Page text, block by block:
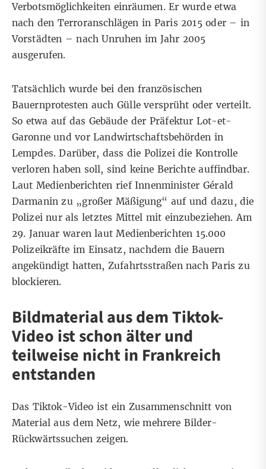
Verbotsmöglichkeiten einräumen. Er wurde etwa
nach den Terroranschlägen in Paris 2015oder – in
Vorstädten – nachUnruhen im Jahr 2005
ausgerufen.
Tatsächlich wurde bei den französischen
Bauernprotesten auch Gülleversprüht oder verteilt.
So etwa auf das Gebäude der Präfektur Lot-et-
Garonne und vor Landwirtschaftsbehörden in
Lempdes. Darüber, dass die Polizei die Kontrolle
verloren haben soll, sind keine Berichte auffindbar.
LautMedienberichten rief Innenminister Gérald
Darmanin zu „großer Mäßigung“ auf und dazu, die
Polizei nur als letztes Mittel mit einzubeziehen. Am
29. Januar waren lautMedienberichten 15.000
Polizeikräfte im Einsatz, nachdem die Bauern
angekündigt hatten, Zufahrtsstraßen nach Paris zu
blockieren.
Bildmaterial aus dem Tiktok-
Video ist schon älter und
teilweise nicht in Frankreich
entstanden
Das Tiktok-Video ist ein Zusammenschnitt von
Material aus dem Netz, wie mehrere Bilder-
Rückwärtssuchen zeigen.